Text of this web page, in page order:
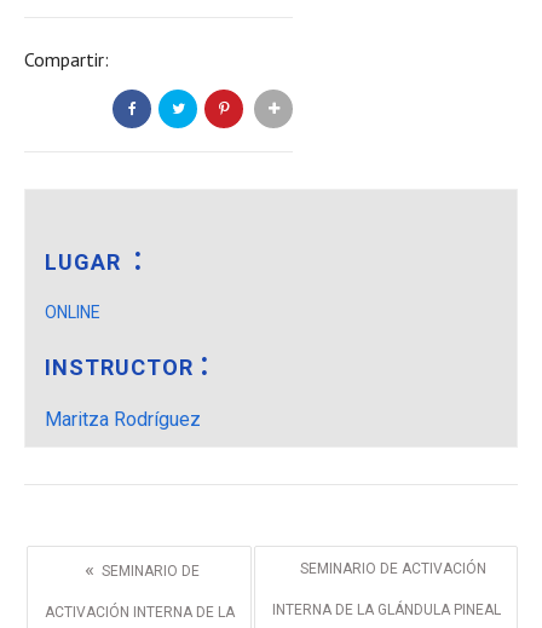
LUGAR
ONLINE
INSTRUCTOR
Maritza Rodríguez
Compartir:
« SEMINARIO DE
ACTIVACIÓN INTERNA DE LA
SEMINARIO DE ACTIVACIÓN
INTERNA DE LA GLÁNDULA PINEAL